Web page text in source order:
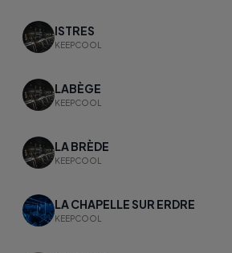
ISTRES
KEEPCOOL
LABÈGE
KEEPCOOL
LA BRÈDE
KEEPCOOL
LA CHAPELLE SUR ERDRE
KEEPCOOL